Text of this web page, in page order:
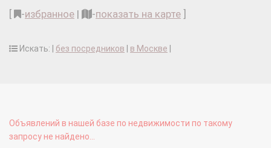
-избранное | -показать на карте
Искать: | без посредников в Москве
Объявлений в нашей базе по недвижимости по такому
запросу не найдено...